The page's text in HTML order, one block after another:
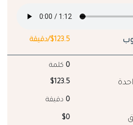
$123.5/دقيقة
0 كلمة
$123.5
0 دقيقة
$0